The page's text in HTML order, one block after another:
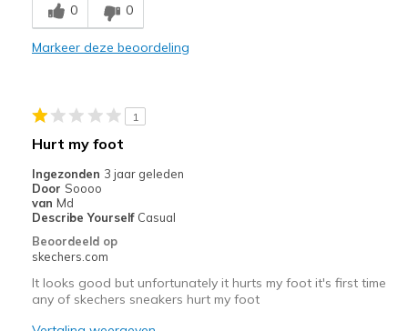
Comfortable
Beste toepassingen
Sizing
Feels true to size
0 0
Markeer deze beoordeling
1
Hurt my foot
Ingezonden 3 jaar geleden
Door Soooo
van Md
Describe Yourself Casual
Beoordeeld op
skechers.com
It looks good but unfortunately it hurts my foot it's first time
any of skechers sneakers hurt my foot